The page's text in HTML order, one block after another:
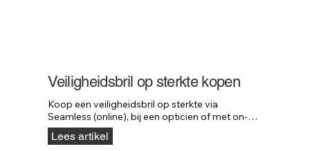
Veiligheidsbril op sterkte kopen
Koop een veiligheidsbril op sterkte via
Seamless (online), bij een opticien of met on-
site service. Altijd snel en professioneel
geregeld.
Lees artikel